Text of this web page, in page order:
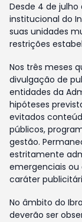
Desde 4 de
institucional do
suas unidades
restrições
Nos três meses
divulgação de
entidades da
hipóteses
evitados
públicos,
gestão.
estritamente
emergenciais
caráter
No âmbito do
deverão ser